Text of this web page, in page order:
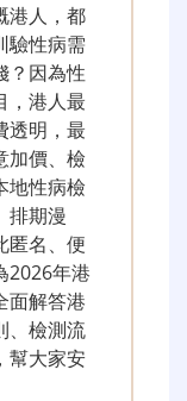
港人，都
驗性病需
？因為性
，港人最
透明，最
加價、檢
地性病檢
排期漫
匿名、便
2026年港
面解答港
、檢測流
幫大家安